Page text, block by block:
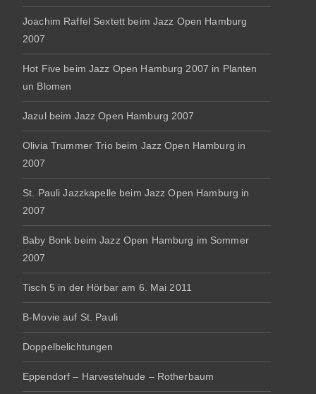
Joachim Raffel Sextett beim Jazz Open Hamburg
2007
Hot Five beim Jazz Open Hamburg 2007 in Planten
un Blomen
Jazul beim Jazz Open Hamburg 2007
Olivia Trummer Trio beim Jazz Open Hamburg in
2007
St. Pauli Jazzkapelle beim Jazz Open Hamburg in
2007
Baby Bonk beim Jazz Open Hamburg im Sommer
2007
Tisch 5 in der Hörbar am 6. Mai 2011
B-Movie auf St. Pauli
Doppelbelichtungen
Eppendorf – Harvestehude – Rotherbaum